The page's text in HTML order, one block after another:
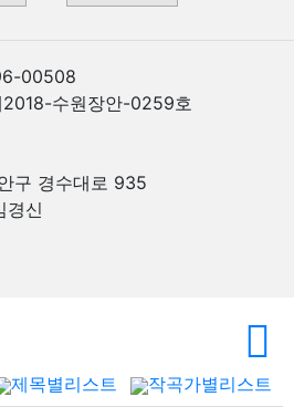
00508
2018-수원장안-0259호
구 경수대로 935
신
제목별리스트
작곡가별리스트